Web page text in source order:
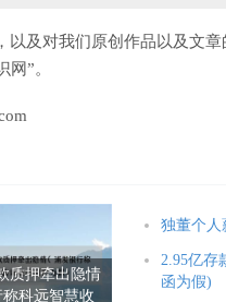
以及对我们原创作品以及文
”。
质押牵出隐情
科远智慧收
独董个人
2.95亿存
函为假)